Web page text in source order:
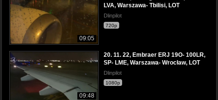
09:05
LVA, Warszawa- Tbilisi, LOT
Dlinpilot
720p
09:48
20. 11. 22, Embraer ERJ 19O- 100LR,
SP- LME, Warszawa- Wrocław, LOT
Dlinpilot
1080p